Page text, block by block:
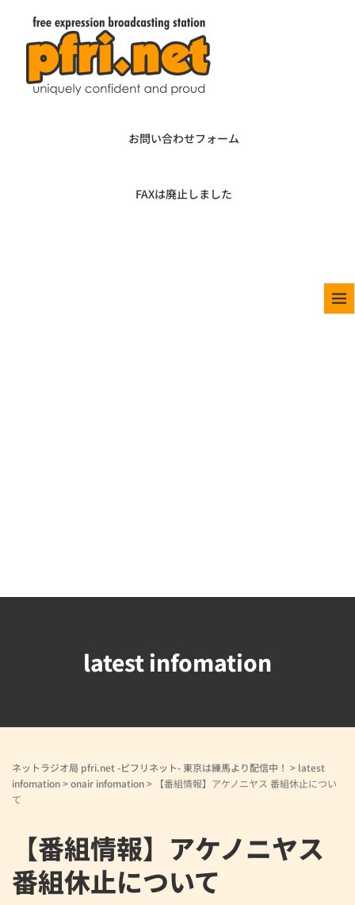
お問い合わせフォーム
FAXは廃止しました
latest infomation
ネットラジオ局 pfri.net -ピフリネット- 東京は練馬より配信中！ > latest
infomation>onair infomation>
【番組情報】アケノニヤス 番組休止につい
て
【番組情報】アケノニヤス
番組休止について